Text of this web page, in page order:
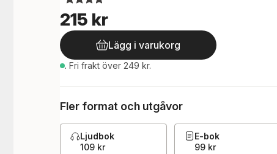
215 kr
Lägg i varukorg
. Fri frakt över 249 kr.
Fler format och utgåvor
Ljudbok
109 kr
E-bok
99 kr